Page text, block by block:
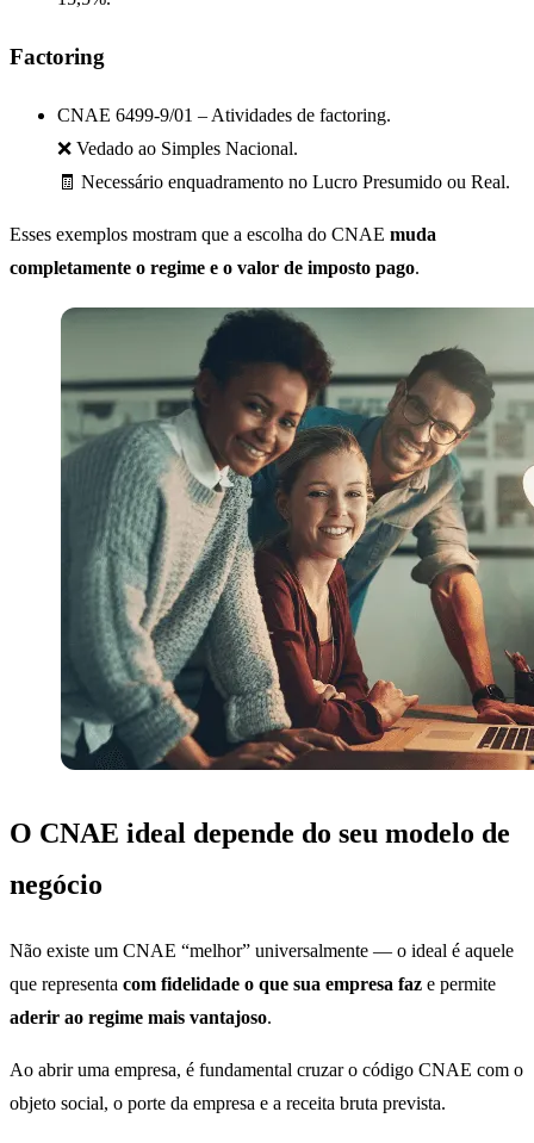
Factoring
CNAE 6499-9/01 – Atividades de factoring.
❌ Vedado ao Simples Nacional.
🧾 Necessário enquadramento no Lucro Presumido ou Real.
Esses exemplos mostram que a escolha do CNAE muda
completamente o regime e o valor de imposto pago.
O CNAE ideal depende do seu modelo de
negócio
Não existe um CNAE “melhor” universalmente — o ideal é aquele
que representa com fidelidade o que sua empresa faz e permite
aderir ao regime mais vantajoso.
Ao abrir uma empresa, é fundamental cruzar o código CNAE com o
objeto social, o porte da empresa e a receita bruta prevista.